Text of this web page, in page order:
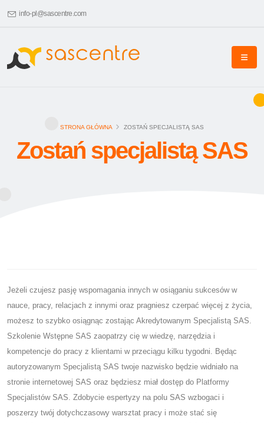
info-pl@sascentre.com
STRONA GŁÓWNA ZOSTAŃ SPECJALISTĄ SAS
Zostań specjalistą SAS
Jeżeli czujesz pasję wspomagania innych w osiąganiu sukcesów w
nauce, pracy, relacjach z innymi oraz pragniesz czerpać więcej z życia,
możesz to szybko osiągnąc zostając Akredytowanym Specjalistą SAS.
Szkolenie Wstępne SAS zaopatrzy cię w wiedzę, narzędzia i
kompetencje do pracy z klientami w przeciągu kilku tygodni. Będąc
autoryzowanym Specjalistą SAS twoje nazwisko będzie widniało na
stronie internetowej SAS oraz będziesz miał dostęp do Platformy
Specjalistów SAS. Zdobycie espertyzy na polu SAS wzbogaci i
poszerzy twój dotychczasowy warsztat pracy i może stać się